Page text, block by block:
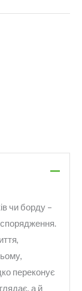
чи борду –
переконує
а й